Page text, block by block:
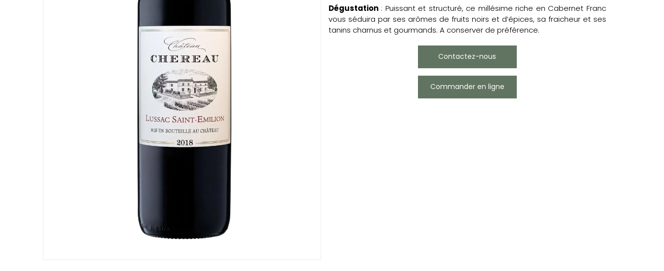
Dégustation: Puissant et structuré, ce millésime riche en Cabernet Franc
vous séduira par ses arômes de fruits noirs et d’épices, sa fraicheur et ses
tanins charnus et gourmands. A conserver de préférence.
Contactez-nous
Commander en ligne